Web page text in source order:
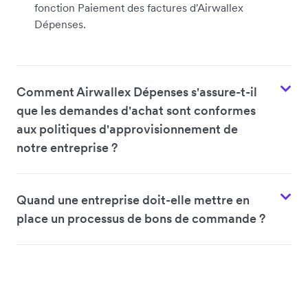
fonction Paiement des factures d'Airwallex
Dépenses.
Comment Airwallex Dépenses s'assure-t-il
que les demandes d'achat sont conformes
aux politiques d'approvisionnement de
notre entreprise ?
Quand une entreprise doit-elle mettre en
place un processus de bons de commande ?